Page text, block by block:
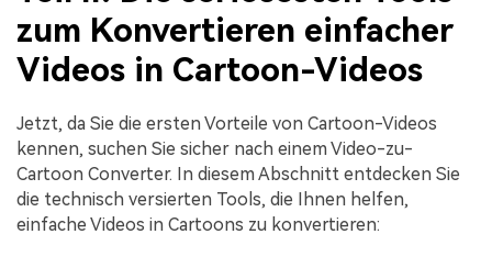
zum Konvertieren einfacher
Videos in Cartoon-Videos
Jetzt, da Sie die ersten Vorteile von Cartoon-Videos
kennen, suchen Sie sicher nach einem Video-zu-
Cartoon Converter. In diesem Abschnitt entdecken Sie
die technisch versierten Tools, die Ihnen helfen,
einfache Videos in Cartoons zu konvertieren: